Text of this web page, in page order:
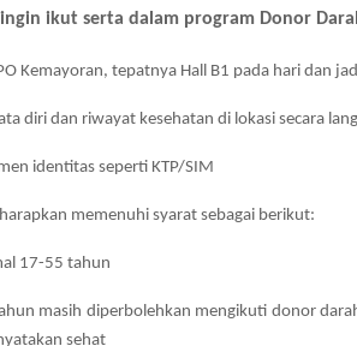
ingin ikut serta dalam program Donor
Kemayoran, tepatnya Hall B1 pada hari dan
diri dan riwayat kesehatan di lokasi secara
identitas seperti KTP/SIM
memenuhi syarat sebagai berikut:
17-55 tahun
masih diperbolehkan mengikuti donor
sehat